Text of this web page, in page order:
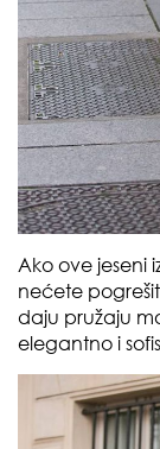
Ako ove jeseni
nećete
daju pružaju
elegantno i